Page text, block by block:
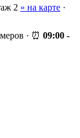
2 » на карте ·
· ⏰ 09:00 -